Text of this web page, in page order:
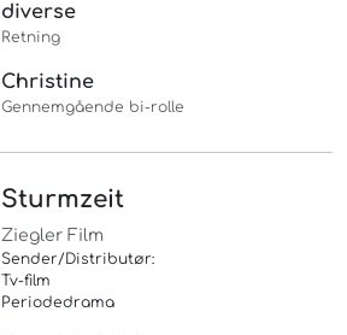
diverse
Retning
Christine
Gennemgående bi-rolle
Sturmzeit
Ziegler Film
Sender/Distributør:
Tv-film
Periodedrama